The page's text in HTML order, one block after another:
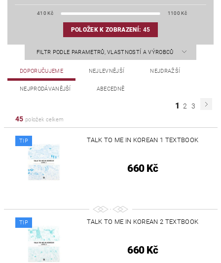
410 Kč 1100 Kč
POLOŽEK K ZOBRAZENÍ: 45
FILTR PODLE PARAMETRŮ, VLASTNOSTÍ A VÝROBCŮ
DOPORUČUJEME NEJLEVNĚJŠÍ NEJDRAŽŠÍ
NEJPRODÁVANĚJŠÍ ABECEDNĚ
1 2
3
45 položek celkem
TIP TALK TO ME IN KOREAN 1 TEXTBOOK
660 Kč
TIP TALK TO ME IN KOREAN 2 TEXTBOOK
660 Kč